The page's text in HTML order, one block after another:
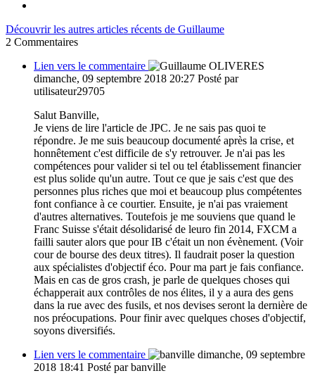
Découvrir les autres articles récents de Guillaume
2 Commentaires
Lien vers le commentaire
dimanche, 09 septembre 2018 20:27 Posté par
utilisateur29705
Salut Banville,
Je viens de lire l'article de JPC. Je ne sais pas quoi te
répondre. Je me suis beaucoup documenté après la crise, et
honnêtement c'est difficile de s'y retrouver. Je n'ai pas les
compétences pour valider si tel ou tel établissement financier
est plus solide qu'un autre. Tout ce que je sais c'est que des
personnes plus riches que moi et beaucoup plus compétentes
font confiance à ce courtier. Ensuite, je n'ai pas vraiement
d'autres alternatives. Toutefois je me souviens que quand le
Franc Suisse s'était désolidarisé de leuro fin 2014, FXCM a
failli sauter alors que pour IB c'était un non évènement. (Voir
cour de bourse des deux titres). Il faudrait poser la question
aux spécialistes d'objectif éco. Pour ma part je fais confiance.
Mais en cas de gros crash, je parle de quelques choses qui
échapperait aux contrôles de nos élites, il y a aura des gens
dans la rue avec des fusils, et nos devises seront la dernière de
nos préocupations. Pour finir avec quelques choses d'objectif,
soyons diversifiés.
Lien vers le commentaire
dimanche, 09 septembre
2018 18:41 Posté par banville